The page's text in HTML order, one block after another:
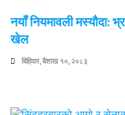
नयाँ नियमावली मस्यौदा:
खेल
बिहिवार, बैशाख १०, २०८३